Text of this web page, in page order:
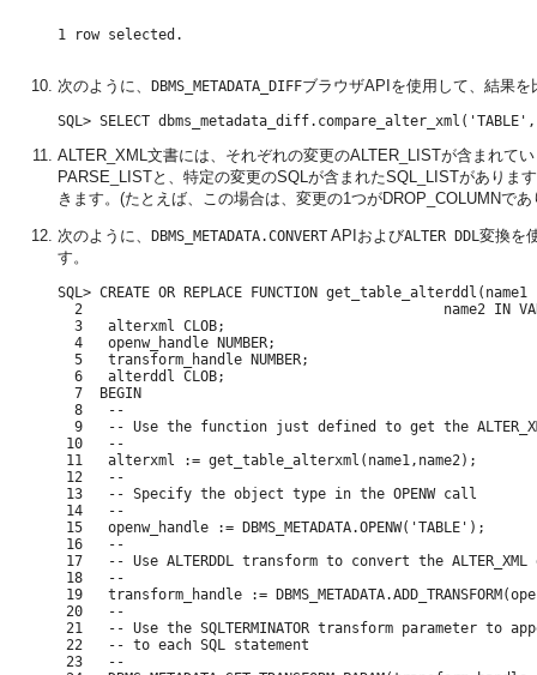
1 row selected.
次のように、 DBMS_METADATA_DIFFブラウザAPIを使用して、結果を
ALTER_XML文書には、それぞれの変更のALTER_LISTが含まれて
PARSE_LISTと、特定の変更のSQLが含まれたSQL_LISTがありま
きます。(たとえば、この場合は、変更の1つがDROP_COLUMNで
次のように、 DBMS_METADATA.CONVERT APIおよびALTER DDL 変換を
す。
SQL> CREATE OR REPLACE FUNCTION get_table_alterddl(name1
2                                           name2 IN
  3   alterxml CLOB;
  4   openw_handle NUMBER;
  5   transform_handle NUMBER;
  6   alterddl CLOB;
  7  BEGIN
  8   --
9   -- Use the function just defined to get the
10   --
11   alterxml := get_table_alterxml(name1,name2);
12   --
13   -- Specify the object type in the OPENW call
14   --
15   openw_handle := DBMS_METADATA.OPENW('TABLE');
16   --
17   -- Use ALTERDDL transform to convert the ALTER_XML
18   --
19   transform_handle :=
20   --
21   -- Use the SQLTERMINATOR transform parameter to
22   -- to each SQL statement
23   --